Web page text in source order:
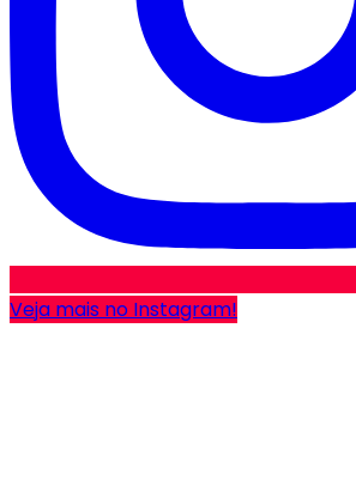
Veja mais no Instagram!